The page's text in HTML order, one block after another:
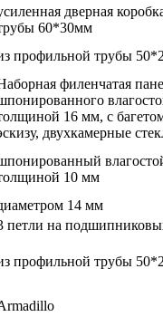
дверная
60*30мм
профильной трубы
филенчатая
16 мм, с
двухкамерные
10 мм
14 мм
петли на
профильной трубы